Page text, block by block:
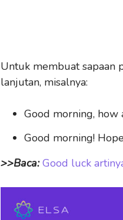
Untuk membuat sapaan
lanjutan, misalnya:
Good morning, how
Good morning!
>>Baca: Good luck